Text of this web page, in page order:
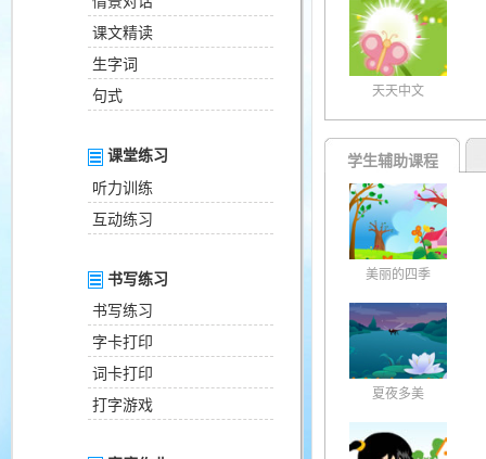
课文精读
生字词
句式
课堂练习
听力训练
互动练习
书写练习
书写练习
字卡打印
词卡打印
打字游戏
天天中文
学生辅助课程
美丽的四季
夏夜多美